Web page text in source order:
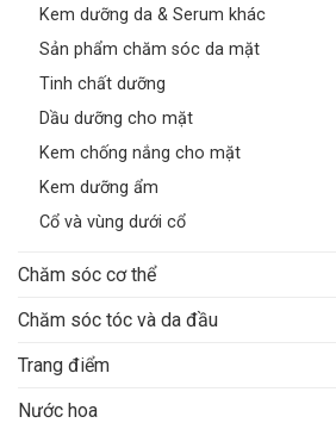
Kem dưỡng da & Serum khác
Sản phẩm chăm sóc da mặt
Tinh chất dưỡng
Dầu dưỡng cho mặt
Kem chống nắng cho mặt
Kem dưỡng ẩm
Cổ và vùng dưới cổ
Chăm sóc cơ thể
Chăm sóc tóc và da đầu
Trang điểm
Nước hoa